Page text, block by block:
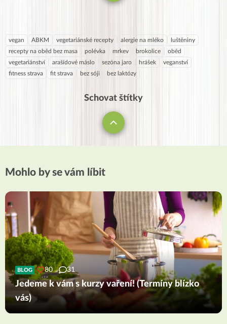
vegan ABKM vegetariánské recepty alergie na mléko
luštěniny
recepty na oběd bez masa
polévka mrkev brokolice
oběd
vegetariánství
arašídové máslo sezóna jaro hrášek
veganství
fitness strava
fit strava bez sóji bez laktózy
Schovat štítky
Mohlo by se vám líbit
BLOG 80 31
Jedeme k vám s kurzy vaření! (Termíny blízko
vás)